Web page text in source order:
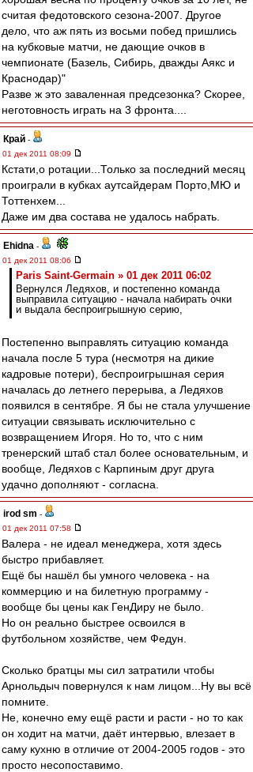
считая федотовского сезона-2007. Другое
дело, что аж пять из восьми побед пришлись
на кубковые матчи, не дающие очков в
чемпионате (Базель, Сибирь, дважды Аякс и
Краснодар)"
Разве ж это заваленная предсезонка? Скорее,
неготовность играть на 3 фронта....
Край -
01 дек 2011 08:09
Кстати,о ротации...Только за последний месяц
проиграли в кубках аутсайдерам Порто,МЮ и
Тоттенхем...
Даже им два состава не удалось набрать.
Ehidna -
01 дек 2011 08:06
Paris Saint-Germain » 01 дек 2011 06:02
Вернулся Ледяхов, и постепенно команда
выправила ситуацию - начала набирать очки
и выдала беспроигрышную серию,
Постепенно выправлять ситуацию команда
начала после 5 тура (несмотря на дикие
кадровые потери), беспроигрышная серия
началась до летнего перерыва, а Ледяхов
появился в сентябре. Я бы не стала улучшение
ситуации связывать исключительно с
возвращением Игоря. Но то, что с ним
тренерский штаб стал более основательным, и
вообще, Ледяхов с Карпиным друг друга
удачно дополняют - согласна.
irod sm -
01 дек 2011 07:58
Валера - не идеал менеджера, хотя здесь
быстро прибавляет.
Ещё бы нашёл бы умного человека - на
коммерцию и на билетную программу -
вообще бы цены как ГенДиру не было.
Но он реально быстрее освоился в
футбольном хозяйстве, чем Федун.
Сколько братцы мы сил затратили чтобы
Арнольдыч повернулся к нам лицом...Ну вы всё
помните.
Не, конечно ему ещё расти и расти - но то как
он ходит на матчи, даёт интервью, влезает в
саму кухню в отличие от 2004-2005 годов - это
просто несопоставимо.